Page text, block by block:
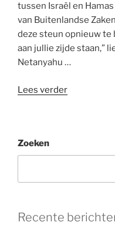
tussen Israël en
van Buitenlandse
deze steun opnieuw te
aan jullie zijde staan,”
Netanyahu …
Lees verder“Wie
Zoeken
Recente